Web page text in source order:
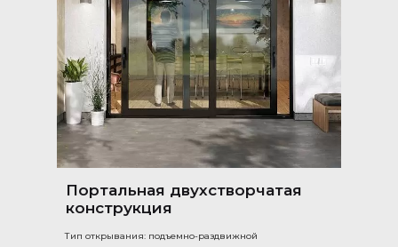
Портальная двухстворчатая
конструкция
Тип открывания: подъемно-раздвижной